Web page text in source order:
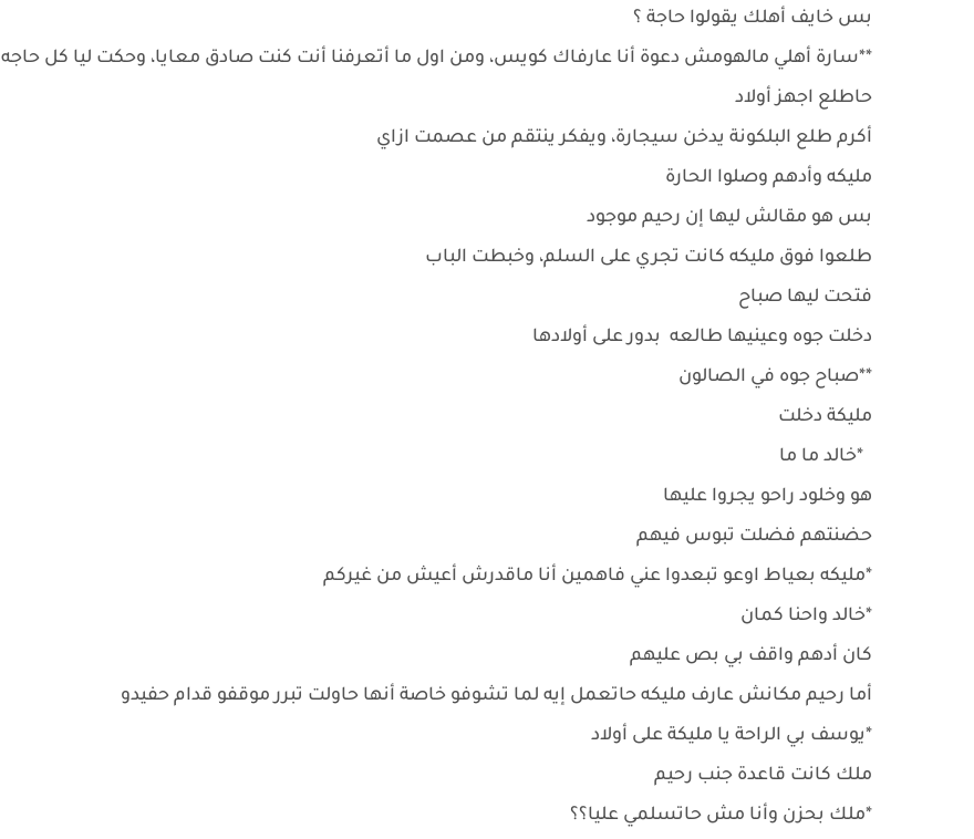
بس خايف أهلك يقولوا حاجة ؟
**سارة أهلي مالهومش دعوة أنا عارفاك كويس، ومن اول ما أتعرفنا أنت كنت صادق معايا، وحكت ليا كل حاجه
حاطلع اجهز أولاد
أكرم طلع البلكونة يدخن سيجارة، ويفكر ينتقم من عصمت ازاي
مليكه وأدهم وصلوا الحارة
بس هو مقالش ليها إن رحيم موجود
طلعوا فوق مليكه كانت تجري على السلم، وخبطت الباب
فتحت ليها صباح
دخلت جوه وعينيها طالعه بدور على أولادها
**صباح جوه في الصالون
مليكة دخلت
*خالد ما ما
هو وخلود راحو يجروا عليها
حضنتهم فضلت تبوس فيهم
*مليكه بعياط اوعو تبعدوا عني فاهمين أنا ماقدرش أعيش من غيركم
*خالد واحنا كمان
كان أدهم واقف بي بص عليهم
أما رحيم مكانش عارف مليكه حاتعمل إيه لما تشوفو خاصة أنها حاولت تبرر موقفو قدام حفيدو
*يوسف بي الراحة يا مليكة على أولاد
ملك كانت قاعدة جنب رحيم
*ملك بحزن وأنا مش حاتسلمي عليا؟؟